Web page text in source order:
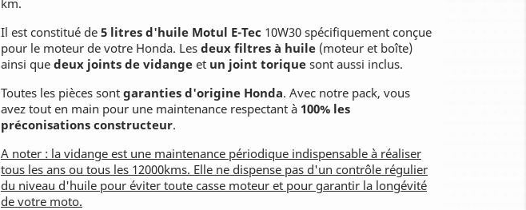
km.
Il est constitué de 5 litres d'huile Motul E-Tec 10W30 spécifiquement conçue
pour le moteur de votre Honda. Les deux filtres à huile (moteur et boîte)
ainsi que deux joints de vidange et un joint torique sont aussi inclus.
Toutes les pièces sont garanties d'origine Honda. Avec notre pack, vous
avez tout en main pour une maintenance respectant à 100% les
préconisations constructeur.
A noter : la vidange est une maintenance périodique indispensable à réaliser
tous les ans ou tous les 12000kms. Elle ne dispense pas d'un contrôle régulier
du niveau d'huile pour éviter toute casse moteur et pour garantir la longévité
de votre moto.